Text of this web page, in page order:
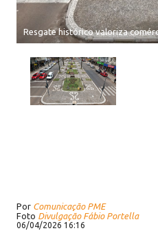
Resgate histórico valoriza
Por Comunicação PME
Foto Divulgação Fábio Portella
06/04/2026 16:16